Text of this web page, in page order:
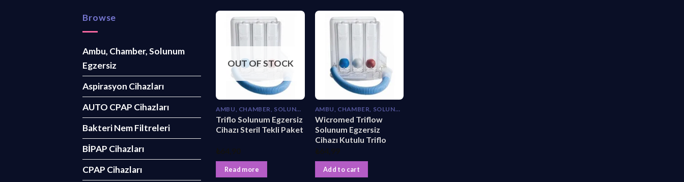
Browse
Ambu, Chamber, Solunum
Egzersiz
Aspirasyon Cihazları
AUTO CPAP Cihazları
Bakteri Nem Filtreleri
BİPAP Cihazları
CPAP Cihazları
OUT OF STOCK
AMBU, CHAMBER, SOLUNUM EGZERSIZ
Triflo Solunum Egzersiz
Cihazı Steril Tekli Paket
Read more
AMBU, CHAMBER, SOLUNUM EGZERSIZ
Wicromed Triflow
Solunum Egzersiz
Cihazı Kutulu Triflo
Add to cart